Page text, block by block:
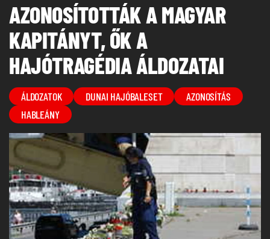
AZONOSÍTOTTÁK A MAGYAR
KAPITÁNYT, ŐK A
HAJÓTRAGÉDIA ÁLDOZATAI
ÁLDOZATOK DUNAI HAJÓBALESET
AZONOSÍTÁS
HABLEÁNY